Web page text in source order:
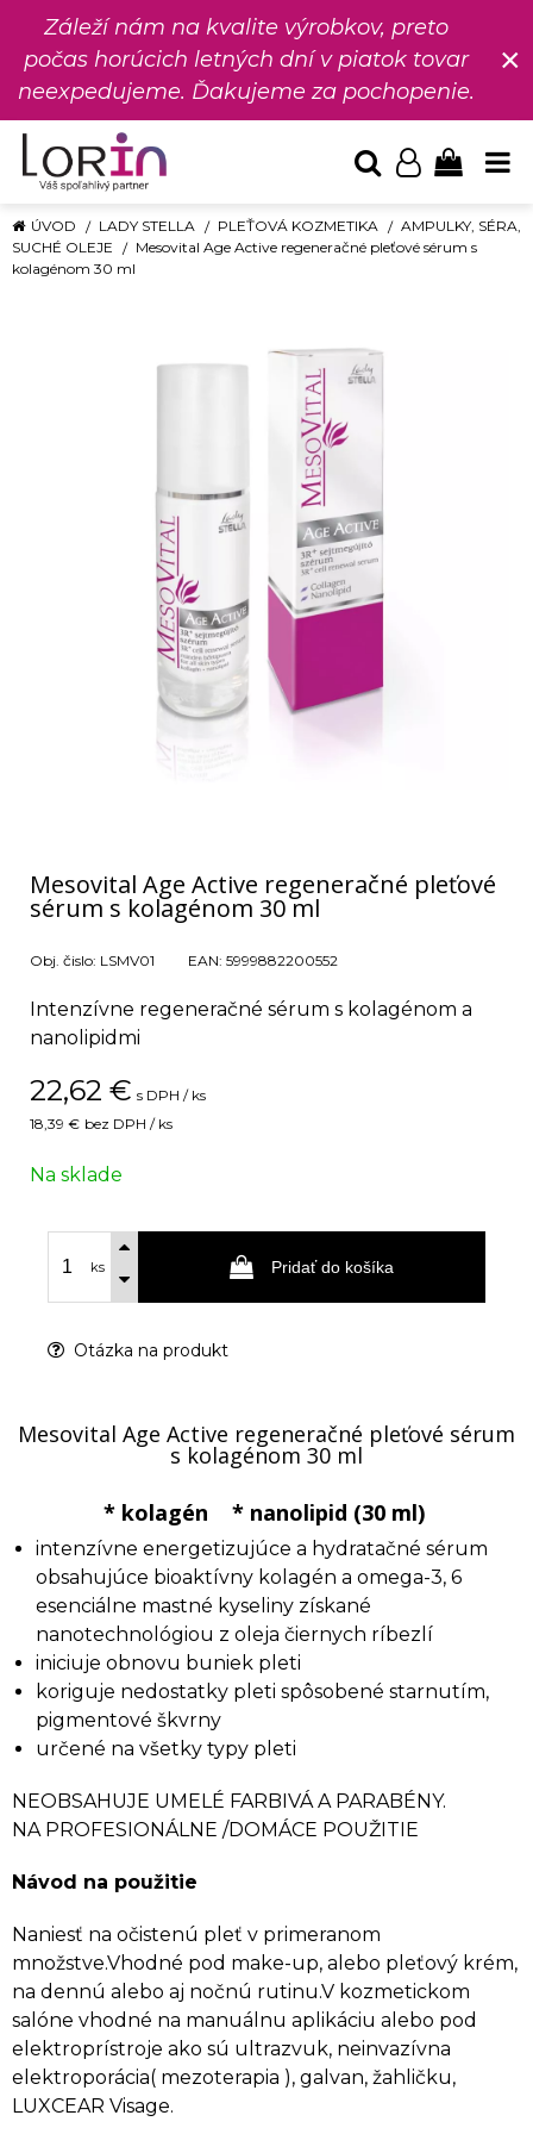
Záleží nám na kvalite výrobkov, preto
počas horúcich letných dní v piatok tovar
neexpedujeme. Ďakujeme za pochopenie.
×
ÚVOD LADY STELLA PLEŤOVÁ KOZMETIKA
AMPULKY, SÉRA,
SUCHÉ OLEJE
Mesovital Age Active regeneračné pleťové sérum s
kolagénom 30 ml
Mesovital Age Active regeneračné pleťové
sérum s kolagénom 30 ml
Obj. čislo: LSMV01 EAN: 5999882200552
Intenzívne regeneračné sérum s kolagénom a
nanolipidmi
22,62 € s DPH / ks
18,39 € bez DPH / ks
Na sklade
ks Pridať do košíka
Otázka na produkt
Mesovital Age Active regeneračné pleťové sérum
s kolagénom 30 ml
* kolagén * nanolipid (30 ml)
intenzívne energetizujúce a hydratačné sérum
obsahujúce bioaktívny kolagén a omega-3, 6
esenciálne mastné kyseliny získané
nanotechnológiou z oleja čiernych ríbezlí
iniciuje obnovu buniek pleti
koriguje nedostatky pleti spôsobené starnutím,
pigmentové škvrny
určené na všetky typy pleti
NEOBSAHUJE UMELÉ FARBIVÁ A PARABÉNY.
NA PROFESIONÁLNE /DOMÁCE POUŽITIE
Návod na použitie
Naniesť na očistenú pleť v primeranom
množstve.Vhodné pod make-up, alebo pleťový krém,
na dennú alebo aj nočnú rutinu.V kozmetickom
salóne vhodné na manuálnu aplikáciu alebo pod
elektroprístroje ako sú ultrazvuk, neinvazívna
elektroporácia( mezoterapia ), galvan, žahličku,
LUXCEAR Visage.